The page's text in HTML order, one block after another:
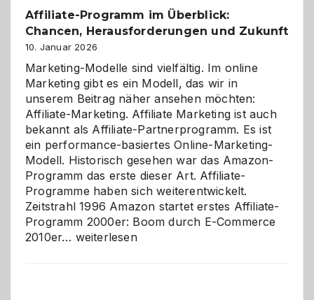
Affiliate-Programm im Überblick:
Chancen, Herausforderungen und Zukunft
10. Januar 2026
Marketing-Modelle sind vielfältig. Im online
Marketing gibt es ein Modell, das wir in
unserem Beitrag näher ansehen möchten:
Affiliate-Marketing. Affiliate Marketing ist auch
bekannt als Affiliate-Partnerprogramm. Es ist
ein performance-basiertes Online-Marketing-
Modell. Historisch gesehen war das Amazon-
Programm das erste dieser Art. Affiliate-
Programme haben sich weiterentwickelt.
Zeitstrahl 1996 Amazon startet erstes Affiliate-
Programm 2000er: Boom durch E-Commerce
2010er… Affiliate-
weiterlesen